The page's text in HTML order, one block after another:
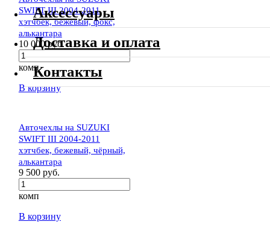
SWIFT III 2004-2011
хэтчбек, бежевый, фокс,
алькантара
10 000 руб.
комп
В корзину
Авточехлы на SUZUKI
SWIFT III 2004-2011
хэтчбек, бежевый, чёрный,
алькантара
9 500 руб.
комп
В корзину
Аксессуары
Доставка и оплата
Контакты